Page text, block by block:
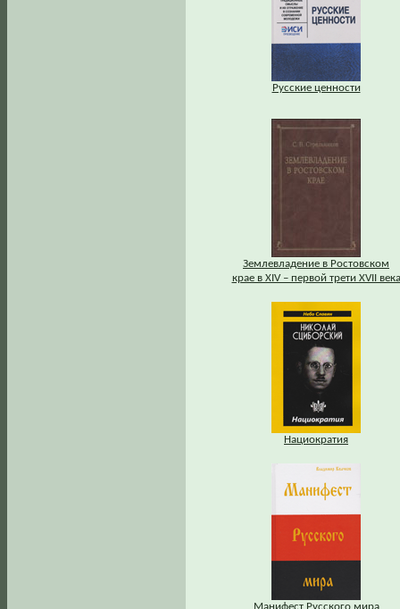
Русские ценности
Землевладение в Ростовском
крае в XIV – первой трети XVII века
Нациократия